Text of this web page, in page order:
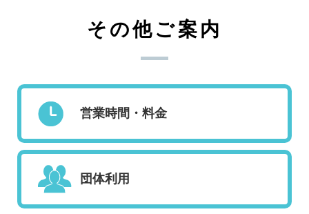
その他ご案内
営業時間・料金
団体利用